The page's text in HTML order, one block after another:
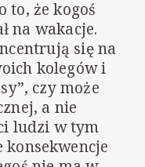
to, że kogoś
na wakacje.
się na
kolegów i
czy może
a nie
ludzi w tym
konsekwencje